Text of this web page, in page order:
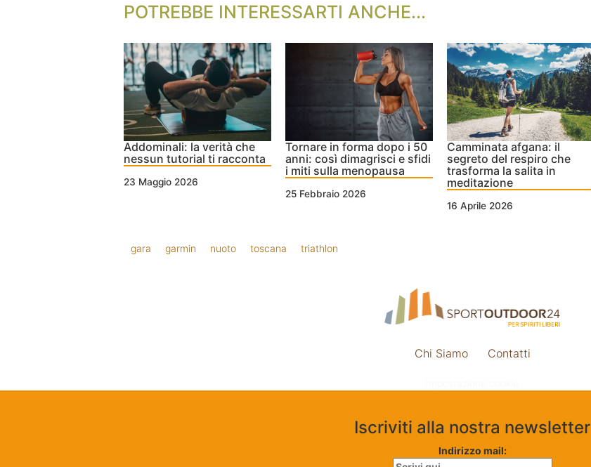
POTREBBE INTERESSARTI ANCHE...
Addominali: la verità che
nessun tutorial ti racconta
23 Maggio 2026
Tornare in forma dopo i 50
anni: così dimagrisci e sfidi
i miti sulla menopausa
25 Febbraio 2026
Camminata afgana: il
segreto del respiro che
trasforma la salita in
meditazione
16 Aprile 2026
gara garmin nuoto toscana triathlon
Chi Siamo Contatti
Iscriviti alla nostra newsletter
Indirizzo mail: